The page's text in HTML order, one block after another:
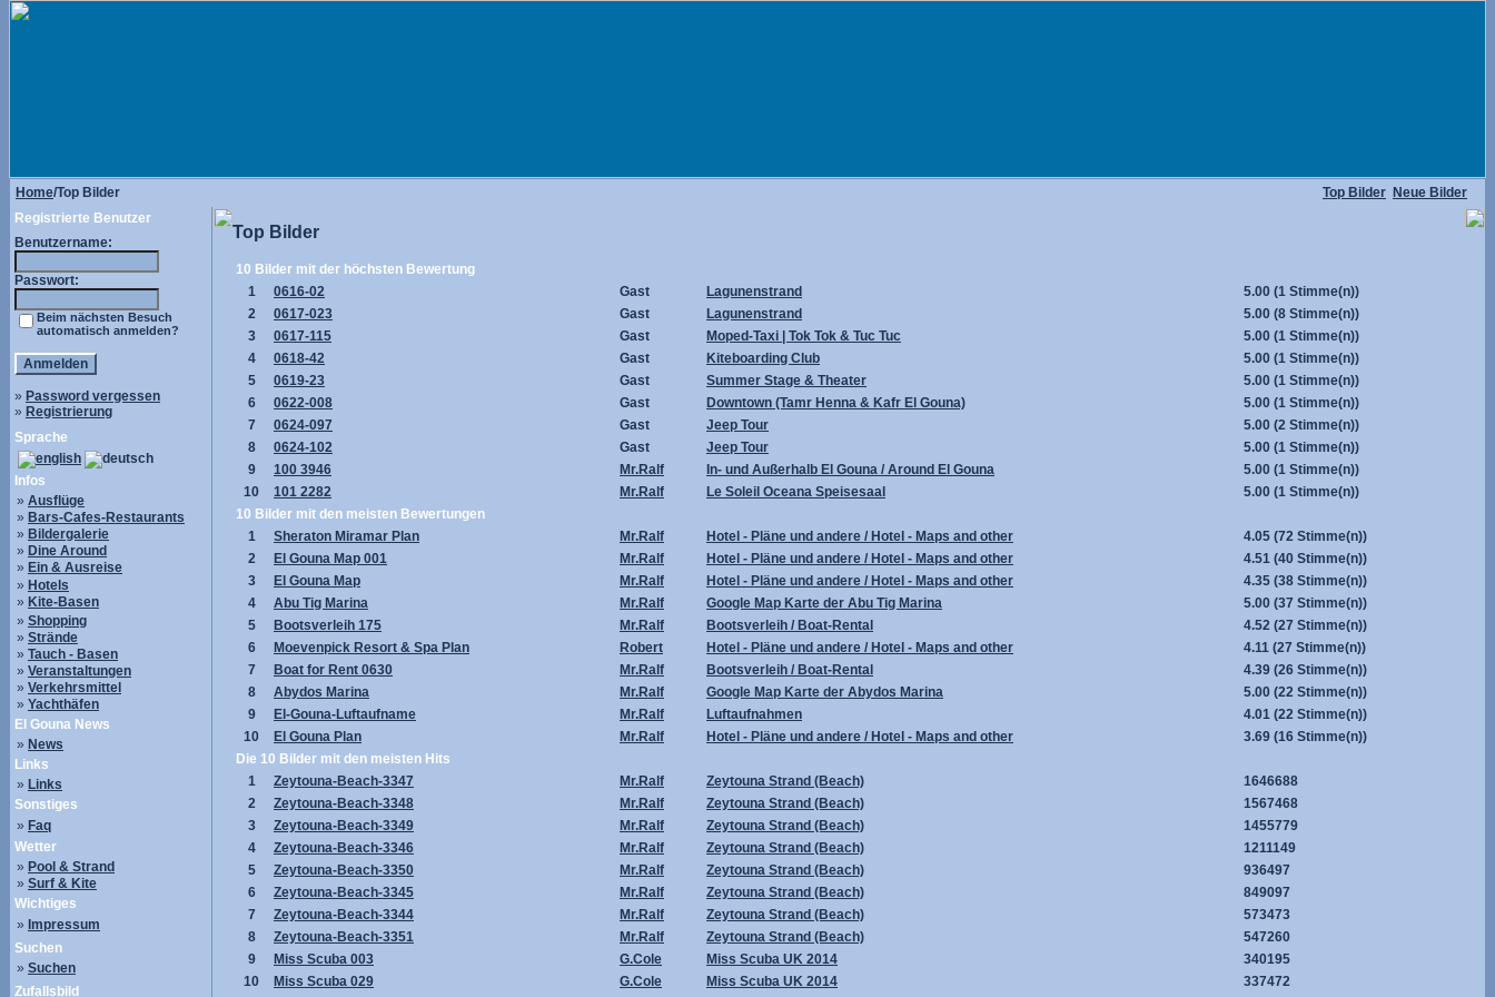
Home/Top Bilder Top Bilder Neue Bilder
Registrierte Benutzer
Benutzername:
Passwort:
Beim nächsten Besuch
automatisch anmelden?
» Password vergessen
» Registrierung
Sprache
Infos
» Ausflüge
» Bars-Cafes-Restaurants
» Bildergalerie
» Dine Around
» Ein & Ausreise
» Hotels
» Kite-Basen
» Shopping
» Strände
» Tauch - Basen
» Veranstaltungen
» Verkehrsmittel
» Yachthäfen
El Gouna News
» News
Links
» Links
Sonstiges
» Faq
Wetter
» Pool & Strand
» Surf & Kite
Wichtiges
» Impressum
Suchen
» Suchen
Zufallsbild
Top Bilder
10 Bilder mit der höchsten Bewertung
1
0616-02 Gast Lagunenstrand 5.00 (1 Stimme(n))
2
0617-023 Gast Lagunenstrand 5.00 (8 Stimme(n))
3
0617-115 Gast Moped-Taxi | Tok Tok & Tuc Tuc 5.00 (1 Stimme(n))
4
0618-42 Gast Kiteboarding Club 5.00 (1 Stimme(n))
5
0619-23 Gast Summer Stage & Theater 5.00 (1 Stimme(n))
6
0622-008 Gast Downtown (Tamr Henna & Kafr El Gouna) 5.00 (1 Stimme(n))
7
0624-097 Gast Jeep Tour 5.00 (2 Stimme(n))
8
0624-102 Gast Jeep Tour 5.00 (1 Stimme(n))
9
100 3946 Mr.Ralf In- und Außerhalb El Gouna / Around El Gouna 5.00 (1 Stimme(n))
10
101 2282 Mr.Ralf Le Soleil Oceana Speisesaal 5.00 (1 Stimme(n))
10 Bilder mit den meisten Bewertungen
1
Sheraton Miramar Plan Mr.Ralf Hotel - Pläne und andere / Hotel - Maps and other 4.05 (72 Stimme(n))
2
El Gouna Map 001 Mr.Ralf Hotel - Pläne und andere / Hotel - Maps and other 4.51 (40 Stimme(n))
3
El Gouna Map Mr.Ralf Hotel - Pläne und andere / Hotel - Maps and other 4.35 (38 Stimme(n))
4
Abu Tig Marina Mr.Ralf Google Map Karte der Abu Tig Marina 5.00 (37 Stimme(n))
5
Bootsverleih 175 Mr.Ralf Bootsverleih / Boat-Rental 4.52 (27 Stimme(n))
6
Moevenpick Resort & Spa Plan Robert Hotel - Pläne und andere / Hotel - Maps and other 4.11 (27 Stimme(n))
7
Boat for Rent 0630 Mr.Ralf Bootsverleih / Boat-Rental 4.39 (26 Stimme(n))
8
Abydos Marina Mr.Ralf Google Map Karte der Abydos Marina 5.00 (22 Stimme(n))
9
El-Gouna-Luftaufname Mr.Ralf Luftaufnahmen 4.01 (22 Stimme(n))
10
El Gouna Plan Mr.Ralf Hotel - Pläne und andere / Hotel - Maps and other 3.69 (16 Stimme(n))
Die 10 Bilder mit den meisten Hits
1
Zeytouna-Beach-3347 Mr.Ralf Zeytouna Strand (Beach)
1646688
2
Zeytouna-Beach-3348 Mr.Ralf Zeytouna Strand (Beach)
1567468
3
Zeytouna-Beach-3349 Mr.Ralf Zeytouna Strand (Beach)
1455779
4
Zeytouna-Beach-3346 Mr.Ralf Zeytouna Strand (Beach)
1211149
5
Zeytouna-Beach-3350 Mr.Ralf Zeytouna Strand (Beach)
936497
6
Zeytouna-Beach-3345 Mr.Ralf Zeytouna Strand (Beach)
849097
7
Zeytouna-Beach-3344 Mr.Ralf Zeytouna Strand (Beach)
573473
8
Zeytouna-Beach-3351 Mr.Ralf Zeytouna Strand (Beach)
547260
9
Miss Scuba 003 G.Cole Miss Scuba UK 2014
340195
10
Miss Scuba 029 G.Cole Miss Scuba UK 2014
337472